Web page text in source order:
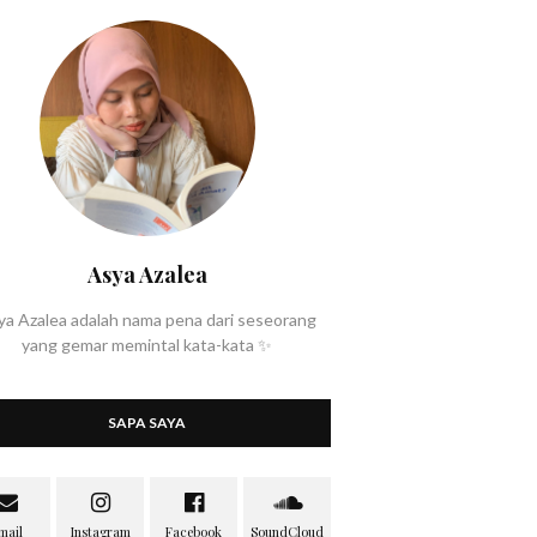
Asya Azalea
Azalea adalah nama pena dari seseorang
yang gemar memintal kata-kata ✨
SAPA SAYA